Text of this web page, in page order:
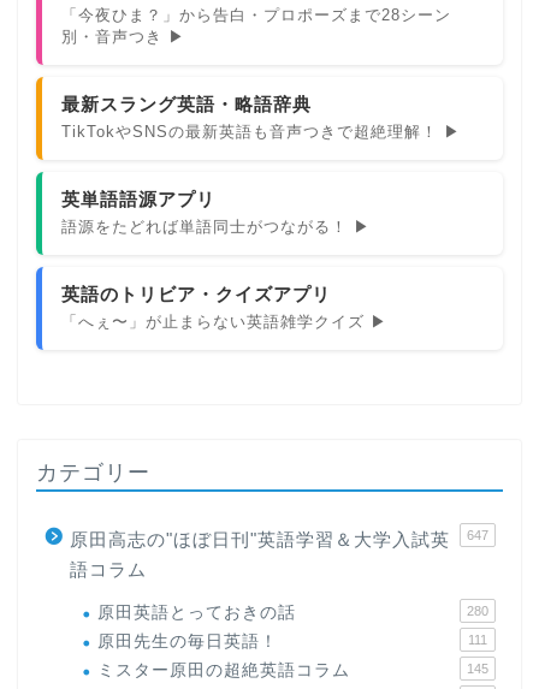
「今夜ひま？」から告白・プロポーズまで28シーン
別・音声つき ▶
最新スラング英語・略語辞典
TikTokやSNSの最新英語も音声つきで超絶理解！ ▶
英単語語源アプリ
語源をたどれば単語同士がつながる！ ▶
英語のトリビア・クイズアプリ
「へぇ〜」が止まらない英語雑学クイズ ▶
カテゴリー
原田高志の"ほぼ日刊"英語学習＆大学入試英
語コラム
647
原田英語とっておきの話 280
原田先生の毎日英語！ 111
ミスター原田の超絶英語コラム 145